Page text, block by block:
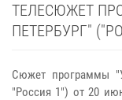
ТЕЛЕСЮЖЕТ
ПЕТЕРБУРГ"
Сюжет программы
"Россия 1") от 20